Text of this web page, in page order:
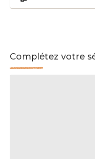
Complétez votre